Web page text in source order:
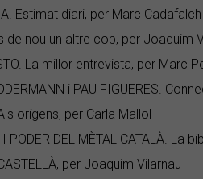
Estimat diari, per Marc
de nou un altre cop, per Joaquim
La millor entrevista, per Marc
i PAU FIGUERES.
orígens, per Carla Mallol
I PODER DEL MÈTAL CATALÀ. La
per Joaquim Vilarnau